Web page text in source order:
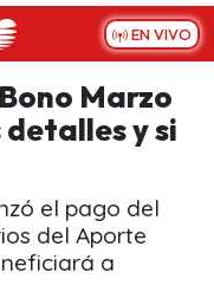
EN VIVO
Marzo
detalles y si
el pago del
del Aporte
a